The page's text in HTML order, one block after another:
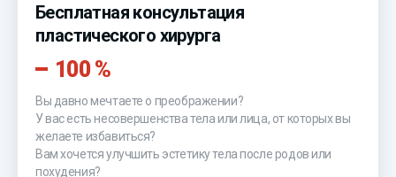
Бесплатная консультация
пластического хирурга
100 %
Вы давно мечтаете о преображении?
У вас есть несовершенства тела или лица, от которых вы
желаете избавиться?
Вам хочется улучшить эстетику тела после родов или
похудения?